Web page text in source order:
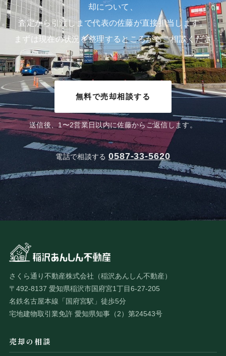
却について、
査定から引渡しまで代表の佐藤が直接担当します。
まずは現在の状況を整理するところからご相談くださ
い。
無料で売却相談する
送信後、1〜2営業日以内に佐藤からご返信します。
電話で相談する 0587-33-5620
さくら通り不動産株式会社（稲沢あんしん不動産）
〒492-8137 愛知県稲沢市国府宮1丁目6-27-205
名鉄名古屋本線「国府宮駅」徒歩5分
宅地建物取引業免許 愛知県知事（2）第24543号
売却の相談